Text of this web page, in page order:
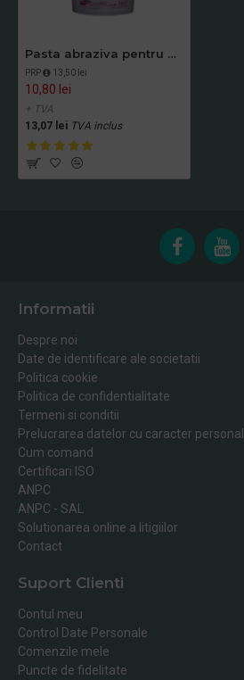
Pasta abraziva pentru maini AQAS 1L
PRP 13,50 lei
10,80 lei
+ TVA
13,07 lei TVA inclus
Informatii
Despre noi
Date de identificare ale societatii
Politica cookie
Politica de confidentialitate
Termeni si conditii
Prelucrarea datelor cu caracter personal
Cum comand
Certificari ISO
ANPC
ANPC - SAL
Solutionarea online a litigiilor
Contact
Suport Clienti
Contul meu
Control Date Personale
Comenzile mele
Puncte de fidelitate